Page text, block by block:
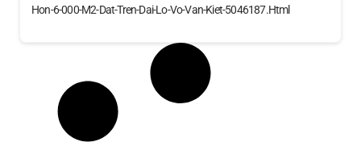
Hon-6-000-M2-Dat-Tren-Dai-Lo-Vo-Van-Kiet-5046187.html